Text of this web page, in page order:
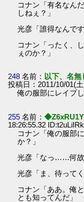
コナン「有名なん
しねぇ？」
光彦「誰得なんで
コナン「ったく、
ぇのか？」
248 名前： 以下、名
投稿日：2011/10/01(
俺の服部にレイプ
255 名前：
18:26:55.32
コナン「俺の服部
か？」
光彦「なっ……何
光彦「ま、待って
コナン「ああ。俺
とも知ってんだ」